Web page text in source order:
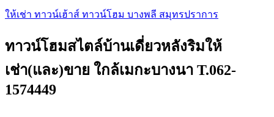
ให้เช่า ทาวน์เฮ้าส์ ทาวน์โฮม บางพลี สมุทรปราการ
ทาวน์โฮมสไตล์บ้านเดี่ยวหลังริมให้
เช่า(และ)ขาย ใกล้เมกะบางนา T.062-
1574449